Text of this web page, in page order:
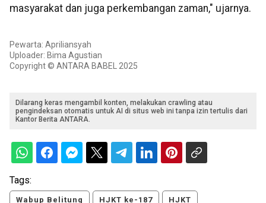
masyarakat dan juga perkembangan zaman," ujarnya.
Pewarta: Apriliansyah
Uploader: Bima Agustian
Copyright © ANTARA BABEL 2025
Dilarang keras mengambil konten, melakukan crawling atau
pengindeksan otomatis untuk AI di situs web ini tanpa izin tertulis dari
Kantor Berita ANTARA.
Tags:
Wabup Belitung HJKT ke-187 HJKT